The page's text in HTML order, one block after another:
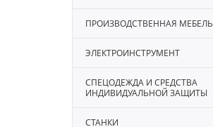
ПРОИЗВОДСТВЕННАЯ МЕБЕЛЬ
ЭЛЕКТРОИНСТРУМЕНТ
СПЕЦОДЕЖДА И СРЕДСТВА
ИНДИВИДУАЛЬНОЙ ЗАЩИТЫ
СТАНКИ